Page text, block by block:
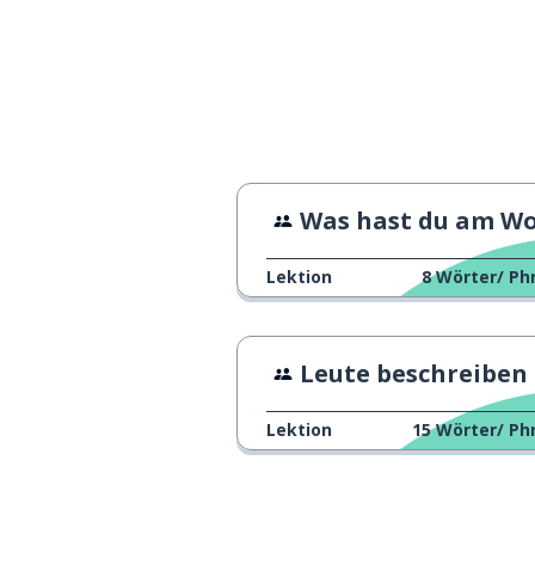
Was hast du am Wochenende
Lektion 8 Wörter/
Leute beschreiben
Lektion 15 Wörter/